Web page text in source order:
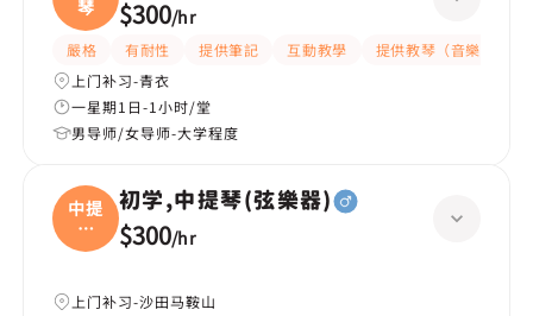
琴 $300/hr
嚴格 有耐性 提供筆記 互動教學
提供教琴（音樂）
上门补习-青衣
一星期1日-1小时/堂
男导师/女导师-大学程度
中提
琴
(弦
初学,中提琴(弦樂器)
$300/hr
上门补习-沙田马鞍山